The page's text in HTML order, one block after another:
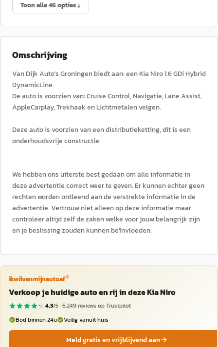
Toon alle 46 opties ↓
Omschrijving
Van Dijk Auto's Groningen biedt aan: een Kia Niro 1.6 GDi Hybrid
DynamicLine.
De auto is voorzien van: Cruise Control, Navigatie, Lane Assist,
AppleCarplay, Trekhaak en Lichtmetalen velgen.
Deze auto is voorzien van een distributieketting, dit is een
onderhoudsvrije constructie.
We hebben ons uiterste best gedaan om alle informatie in
deze advertentie correct weer te geven. Er kunnen echter geen
rechten worden ontleend aan de verstrekte informatie in de
advertentie. Vertrouw niet alleen op deze informatie maar
controleer altijd zelf de zaken welke voor jouw belangrijk zijn
en je beslissing zouden kunnen beïnvloeden.
ikwilvanmijnautoaf®
Verkoop je huidige auto en rij in deze Kia Niro
4,3/5 ·6.249reviews op Trustpilot
Bod binnen 24u
Veilig vanuit huis
Meld gratis en vrijblijvend aan